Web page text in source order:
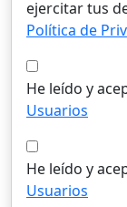
ejercitar tus
Política de
He leído y
Usuarios
He leído y
Usuarios